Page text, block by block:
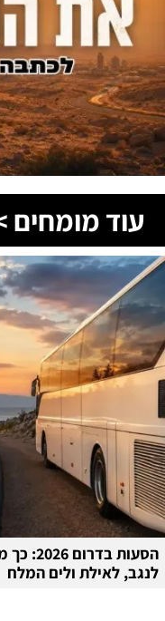
עוד מומחים
הסעות
לנגב, לאילת ולים המלח